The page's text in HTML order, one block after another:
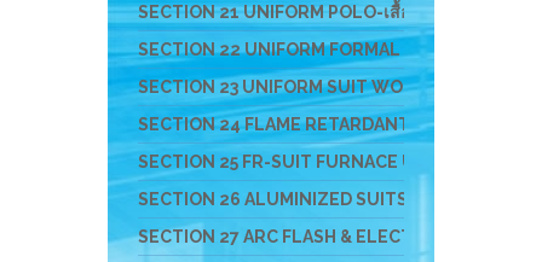
SECTION 21 UNIFORM POLO-เสื้อโปโล-เสื้อ T-
SECTION 22 UNIFORM FORMAL OFFICE SUIT
SECTION 23 UNIFORM SUIT WORKSHOP SUIT
SECTION 24 FLAME RETARDANT FABRIC [FR-
SECTION 25 FR-SUIT FURNACE UNIFORM ผ้ากั
SECTION 26 ALUMINIZED SUITS - ชุดป้องกันควา
SECTION 27 ARC FLASH & ELECTRICAL PPE